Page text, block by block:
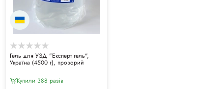
Гель для УЗД "Експерт гель",
Україна (4500 г), прозорий
Купили 388 разiв